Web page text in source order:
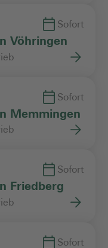
Sofort
Vöhringen
Sofort
Memmingen
Sofort
Friedberg
Sofort